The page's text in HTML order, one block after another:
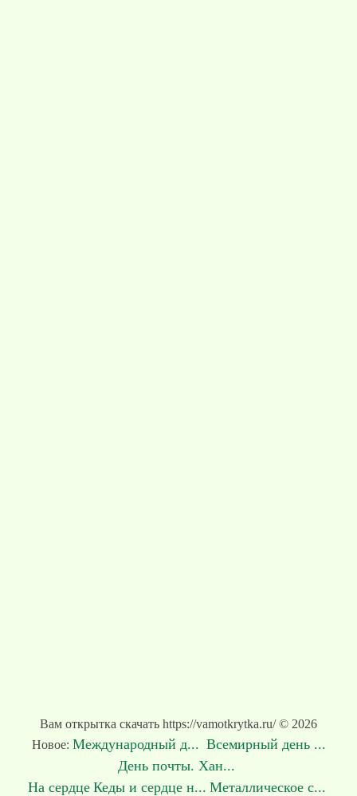
Вам открытка скачать https://vamotkrytka.ru/ © 2026
Новое: Международный д... Всемирный день ...
День почты. Хан...
На сердце Кеды и сердце н... Металлическое с...